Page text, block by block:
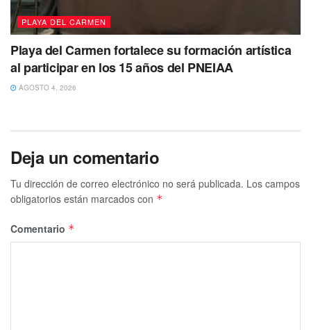
PLAYA DEL CARMEN
Playa del Carmen fortalece su formación artística
al participar en los 15 años del PNEIAA
AGOSTO 4, 2026
Deja un comentario
Tu dirección de correo electrónico no será publicada. Los campos
obligatorios están marcados con *
Comentario *